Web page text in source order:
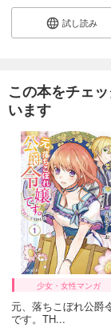
試し読み
この本をチェ
います
少女・女性マンガ
元、落ちこぼれ公爵
です。TH...